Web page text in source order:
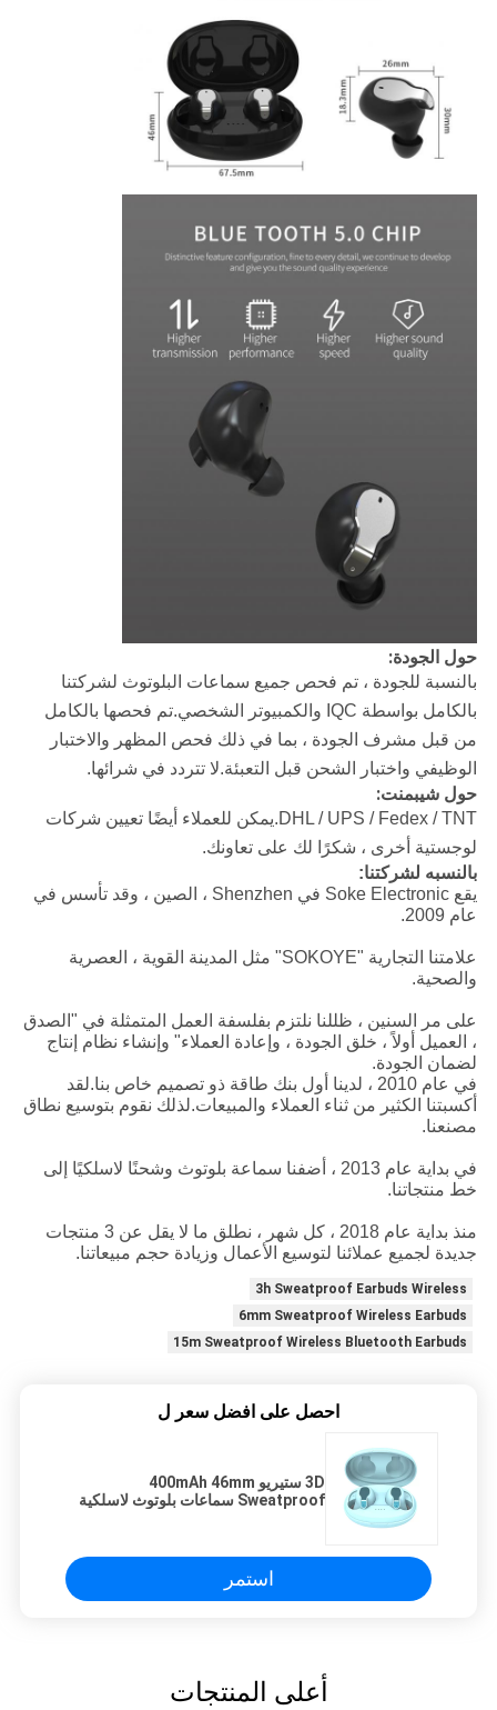
حول الجودة:
بالنسبة للجودة ، تم فحص جميع سماعات البلوتوث لشركتنا
بالكامل بواسطة IQC والكمبيوتر الشخصي.تم فحصها بالكامل
من قبل مشرف الجودة ، بما في ذلك فحص المظهر والاختبار
الوظيفي واختبار الشحن قبل التعبئة.لا تتردد في شرائها.
حول شيبمنت:
DHL / UPS / Fedex / TNT. يمكن للعملاء أيضًا تعيين شركات
لوجستية أخرى ، شكرًا لك على تعاونك.
بالنسبه لشركتنا:
يقع Soke Electronic في Shenzhen ، الصين ، وقد تأسس في
عام 2009.
علامتنا التجارية "SOKOYE" مثل المدينة القوية ، العصرية
والصحية.
على مر السنين ، ظللنا نلتزم بفلسفة العمل المتمثلة في "الصدق
، العميل أولاً ، خلق الجودة ، وإعادة العملاء" وإنشاء نظام إنتاج
لضمان الجودة.
في عام 2010 ، لدينا أول بنك طاقة ذو تصميم خاص بنا.لقد
أكسبتنا الكثير من ثناء العملاء والمبيعات.لذلك نقوم بتوسيع نطاق
مصنعنا.
في بداية عام 2013 ، أضفنا سماعة بلوتوث وشحنًا لاسلكيًا إلى
خط منتجاتنا.
منذ بداية عام 2018 ، كل شهر ، نطلق ما لا يقل عن 3 منتجات
جديدة لجميع عملائنا لتوسيع الأعمال وزيادة حجم مبيعاتنا.
3h Sweatproof Earbuds Wireless
6mm Sweatproof Wireless Earbuds
15m Sweatproof Wireless Bluetooth Earbuds
احصل على افضل سعر ل
3D ستيريو 400mAh 46mm
Sweatproof سماعات بلوتوث لاسلكية
استمر
أعلى المنتجات